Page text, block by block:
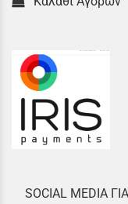
SOCIAL MEDIA ΓΙΑ